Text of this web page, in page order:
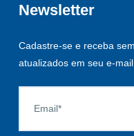
Newsletter
Cadastre-se e receba
atualizados em seu e-mail.